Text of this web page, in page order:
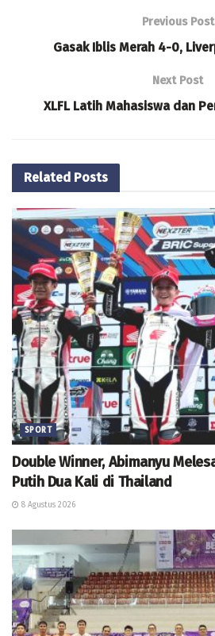
Previous Post
Gasak Iblis Merah 4-0,
Next Post
XLFL Latih Mahasiswa dan
Related Posts
SPORT
Double Winner, Abimanyu
Putih Dua Kali di Thailand
8 Agustus 2026